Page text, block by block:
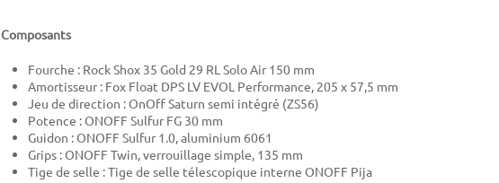
Composants
Fourche : Rock Shox 35 Gold 29 RL Solo Air 150 mm
Amortisseur : Fox Float DPS LV EVOL Performance, 205 x 57,5 mm
Jeu de direction : OnOffSaturn semi intégré (ZS56)
Potence : ONOFF Sulfur FG 30 mm
Guidon : ONOFF Sulfur 1.0, aluminium 6061
Grips : ONOFF Twin, verrouillage simple, 135 mm
Tige de selle :Tige de selle télescopique interne ONOFF Pija